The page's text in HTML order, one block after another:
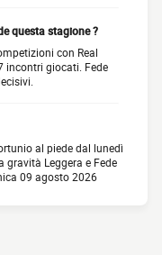
questa stagione ?
con Real
incontri giocati. Fede
al piede dal lunedì
gravità Leggera e Fede
09 agosto 2026